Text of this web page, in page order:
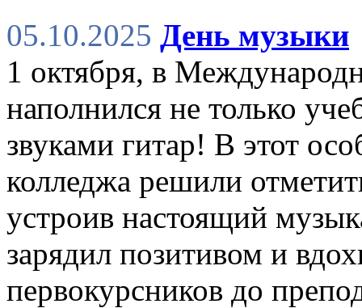
05.10.2025 День музыки
1 октября, в
наполнился не только
звуками гитар! В этот
колледжа решили
устроив настоящий
зарядил позитивом и
первокурсников до